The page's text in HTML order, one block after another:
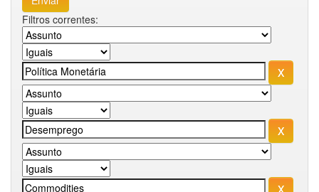
Filtros correntes: